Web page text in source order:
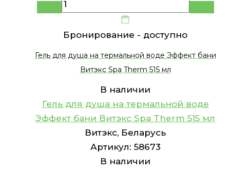
Бронирование - доступно
Гель для душа на термальной воде Эффект бани
Витэкс Spa Therm 515 мл
В наличии
Гель для душа на термальной воде
Эффект бани Витэкс Spa Therm 515 мл
Витэкс, Беларусь
Артикул: 58673
В наличии